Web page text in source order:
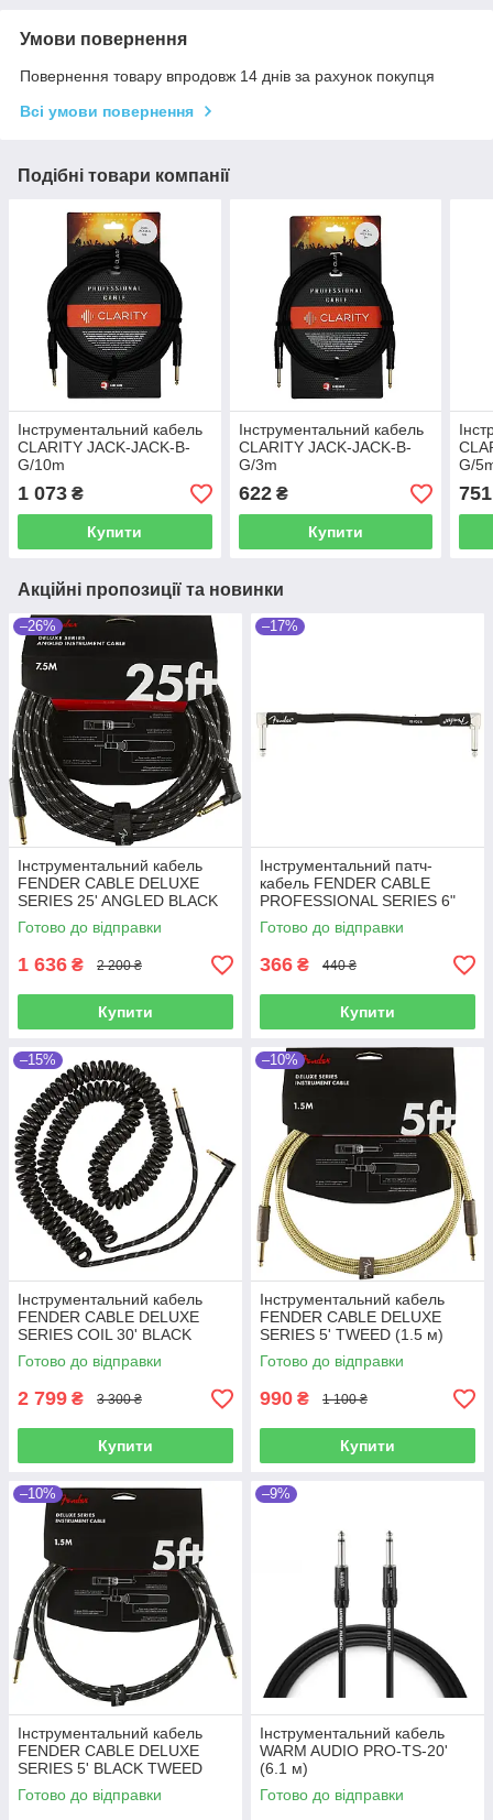
Умови повернення
Повернення товару впродовж 14 днів за рахунок покупця
Всі умови повернення
Подібні товари компанії
Інструментальний кабель
CLARITY JACK-JACK-B-
G/10m
1 073 ₴
Купити
Інструментальний кабель
CLARITY JACK-JACK-B-
G/3m
622₴
Купити
G/
751
Акційні пропозиції та новинки
–26%
Інструментальний кабель
FENDER CABLE DELUXE
SERIES 25' ANGLED BLACK
TWEED (7.5 м)
Готово до відправки
1 636 ₴ 2 200 ₴
Купити
–17%
Інструментальний патч-
кабель FENDER CABLE
PROFESSIONAL SERIES 6"
PATCH BLACK
Готово до відправки
366 ₴ 440 ₴
Купити
–15%
Інструментальний кабель
FENDER CABLE DELUXE
SERIES COIL 30' BLACK
TWEED
Готово до відправки
2 799 ₴ 3 300 ₴
Купити
–10%
Інструментальний кабель
FENDER CABLE DELUXE
SERIES 5' TWEED (1.5 м)
Готово до відправки
990 ₴ 1 100 ₴
Купити
–10%
Інструментальний кабель
FENDER CABLE DELUXE
SERIES 5' BLACK TWEED
Готово до відправки
–9%
Інструментальний кабель
WARM AUDIO PRO-TS-20'
(6.1 м)
Готово до відправки